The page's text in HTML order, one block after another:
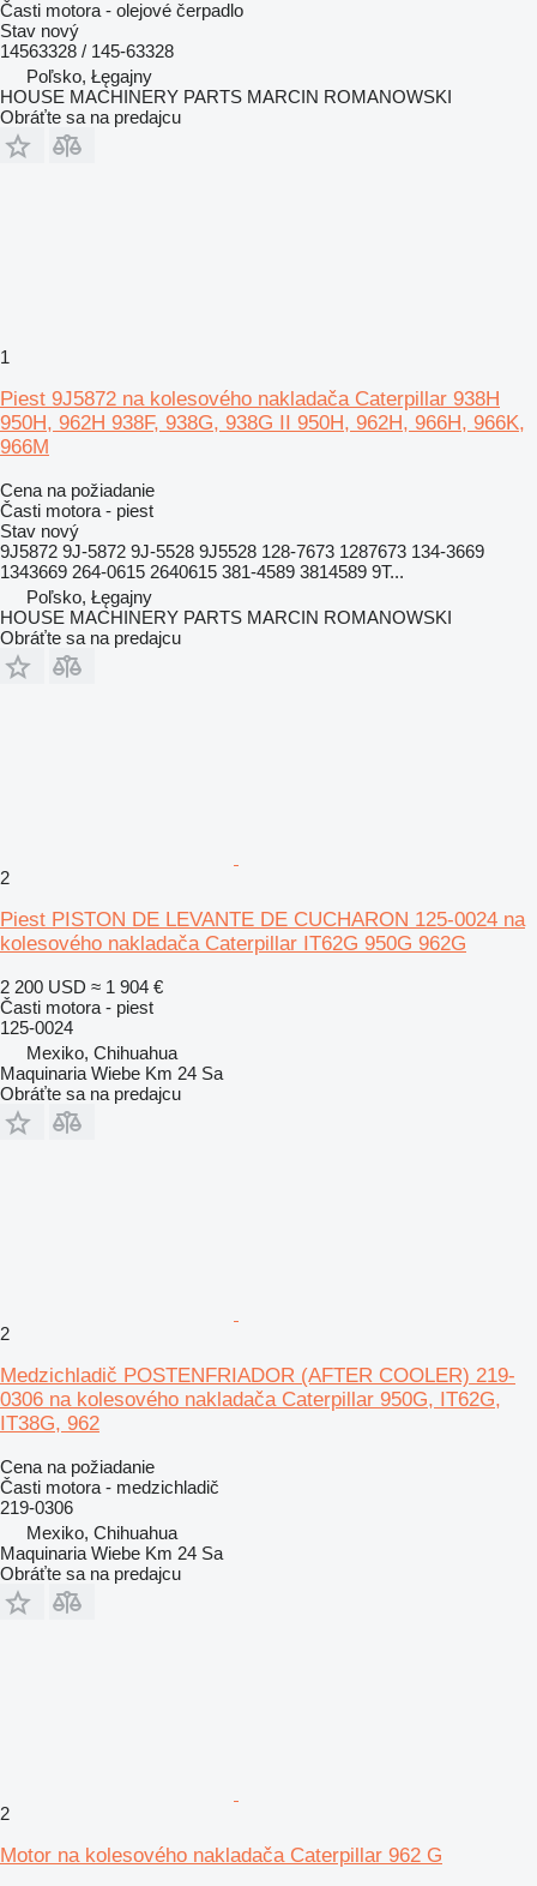
Časti motora - olejové čerpadlo
Stav nový
14563328 / 145-63328
Poľsko, Łęgajny
HOUSE MACHINERY PARTS MARCIN ROMANOWSKI
Obráťte sa na predajcu
1
Piest 9J5872 na kolesového nakladača Caterpillar 938H
950H, 962H 938F, 938G, 938G II 950H, 962H, 966H, 966K,
966M
Cena na požiadanie
Časti motora - piest
Stav nový
9J5872 9J-5872 9J-5528 9J5528 128-7673 1287673 134-3669
1343669 264-0615 2640615 381-4589 3814589 9T...
Poľsko, Łęgajny
HOUSE MACHINERY PARTS MARCIN ROMANOWSKI
Obráťte sa na predajcu
2
Piest PISTON DE LEVANTE DE CUCHARON 125-0024 na
kolesového nakladača Caterpillar IT62G 950G 962G
2 200 USD ≈ 1 904 €
Časti motora - piest
125-0024
Mexiko, Chihuahua
Maquinaria Wiebe Km 24 Sa
Obráťte sa na predajcu
2
Medzichladič POSTENFRIADOR (AFTER COOLER) 219-
0306 na kolesového nakladača Caterpillar 950G, IT62G,
IT38G, 962
Cena na požiadanie
Časti motora - medzichladič
219-0306
Mexiko, Chihuahua
Maquinaria Wiebe Km 24 Sa
Obráťte sa na predajcu
2
Motor na kolesového nakladača Caterpillar 962 G